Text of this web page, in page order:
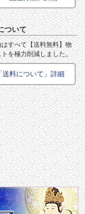
ついて
すべて【送料無料】物
を極力削減しました。
送料について」詳細